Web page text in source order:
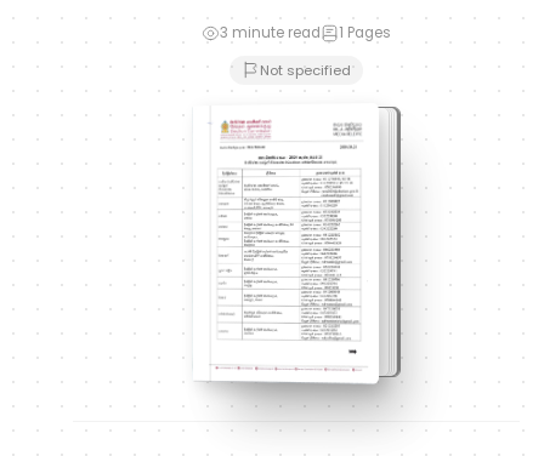
3 minute read 1 Pages
Not specified